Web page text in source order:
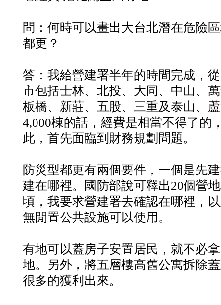
問：何時可以畫出大台北潛在危險
都更？
答：我給營建署半年的時間完成，
市包括士林、北投、大同、中山、
板橋、新莊、五股、三重及泰山、
4,000棟的話，經費是相當不得了的
此，首先面臨到財務規劃問題。
防災型都更有兩個要件，一個是先
建在哪裡。國防部說可釋出20個營
頃，我要求營建署去確認在哪裡，
無閒置公共設施可以使用。
有地可以蓋房子安置居民，就不必
地。另外，將五層樓高舊公寓拆除
很多的獲利出來。